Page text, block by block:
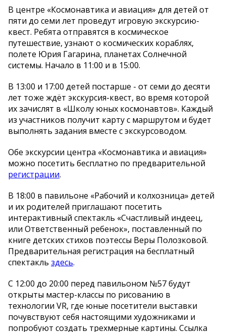
В центре «Космонавтика и авиация» для детей от
пяти до семи лет проведут игровую экскурсию-
квест. Ребята отправятся в космическое
путешествие, узнают о космических кораблях,
полете Юрия Гагарина, планетах Солнечной
системы. Начало в 11:00 и в 15:00.
В 13:00 и 17:00 детей постарше - от семи до десяти
лет тоже ждёт экскурсия-квест, во время которой
их зачислят в «Школу юных космонавтов». Каждый
из участников получит карту с маршрутом и будет
выполнять задания вместе с экскурсоводом.
Обе экскурсии центра «Космонавтика и авиация»
можно посетить бесплатно по предварительной
регистрации.
В 18:00 в павильоне «Рабочий и колхозница» детей
и их родителей приглашают посетить
интерактивный спектакль «Счастливый индеец,
или Ответственный ребенок», поставленный по
книге детских стихов поэтессы Веры Полозковой.
Предварительная регистрация на бесплатный
спектакль здесь.
С 12:00 до 20:00 перед павильоном №57 будут
открыты мастер-классы по рисованию в
технологии VR, где юные посетители выставки
почувствуют себя настоящими художниками и
попробуют создать трехмерные картины. Ссылка